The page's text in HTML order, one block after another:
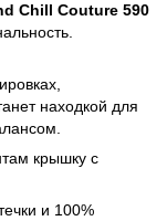
Chill Couture 590
находкой для
крышку с
и 100%